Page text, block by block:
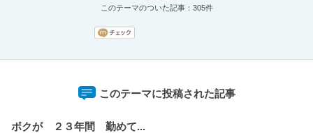
このテーマのついた記事：305件
このテーマに投稿された記事
ボクが ２３年間 勤めて...